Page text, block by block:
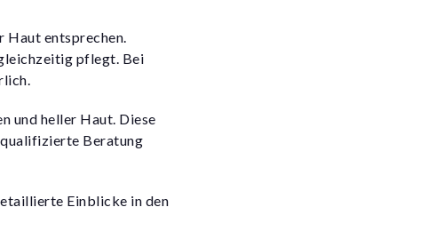
Haut entsprechen.
pflegt. Bei
und heller Haut. Diese
Beratung
Einblicke in den